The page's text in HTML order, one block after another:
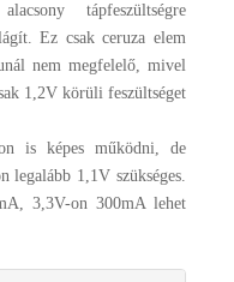
tápfeszültségre
Ez csak ceruza elem
nem megfelelő, mivel
1,2V körüli feszültséget
is képes működni, de
legalább 1,1V szükséges.
3,3V-on 300mA lehet